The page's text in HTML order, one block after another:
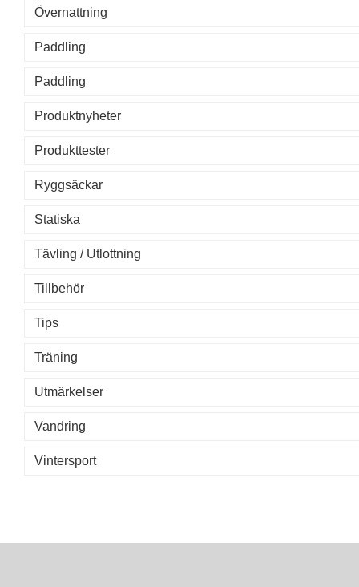
Övernattning
Paddling
Paddling
Produktnyheter
Produkttester
Ryggsäckar
Statiska
Tävling / Utlottning
Tillbehör
Tips
Träning
Utmärkelser
Vandring
Vintersport